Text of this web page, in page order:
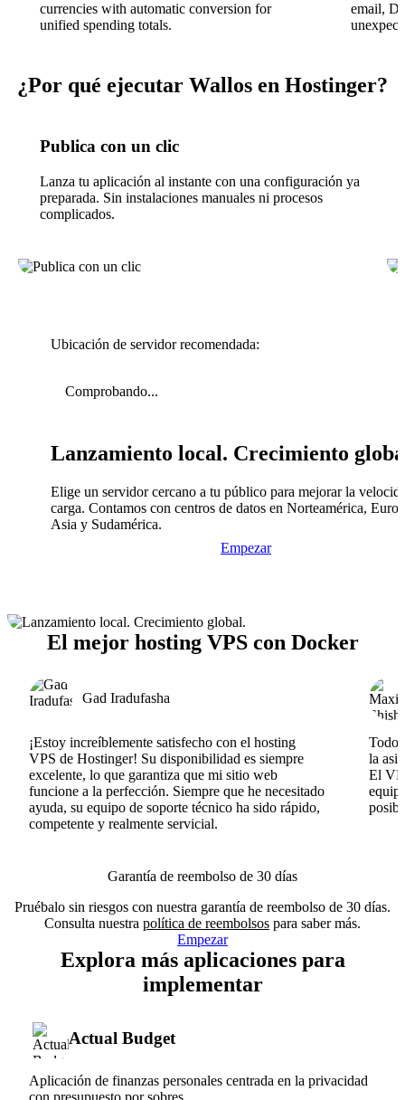
currencies with automatic conversion for
unified spending totals.
email,
¿Por qué ejecutar Wallos en Hostinger?
Publica con un clic
Lanza tu aplicación al instante con una configuración ya
preparada. Sin instalaciones manuales ni procesos
complicados.
Ubicación de servidor recomendada:
Comprobando...
Lanzamiento local. Crecimiento
Elige un servidor cercano a tu público para mejorar la
carga. Contamos con centros de datos en Norteamérica,
Asia y Sudamérica.
Empezar
El mejor hosting VPS con Docker
Gad Iradufasha
¡Estoy increíblemente satisfecho con el hosting
VPS de Hostinger! Su disponibilidad es siempre
excelente, lo que garantiza que mi sitio web
funcione a la perfección. Siempre que he necesitado
ayuda, su equipo de soporte técnico ha sido rápido,
competente y realmente servicial.
Todo
la
El
Garantía de reembolso de 30 días
Pruébalo sin riesgos con nuestra garantía de reembolso de 30 días.
Consulta nuestra política de reembolsos para saber más.
Empezar
Explora más aplicaciones para
implementar
Actual Budget
Aplicación de finanzas personales centrada en la privacidad
con presupuesto por sobres